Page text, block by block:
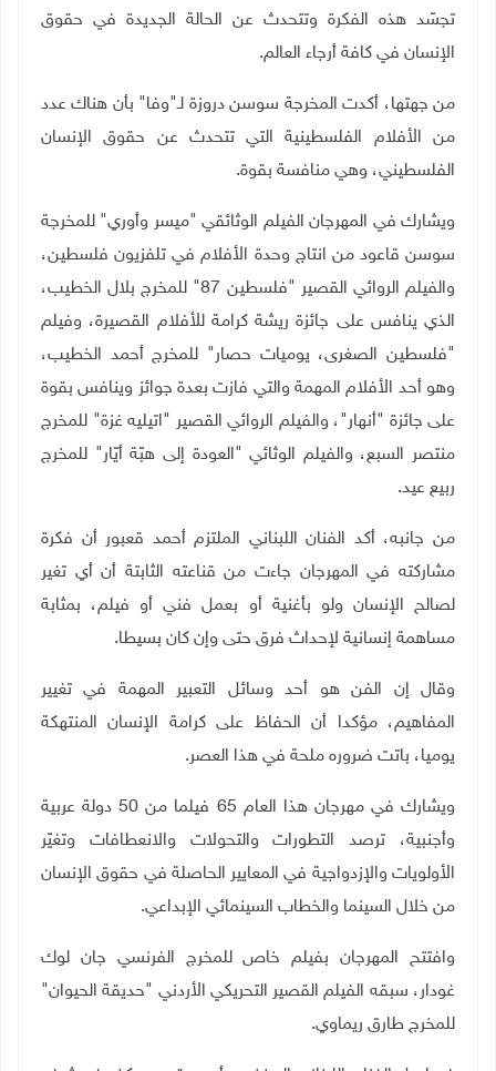
تجسّد هذه الفكرة وتتحدث عن الحالة الجديدة في حقوق
الإنسان في كافة أرجاء العالم.
من جهتها، أكدت المخرجة سوسن دروزة لـ"وفا" بأن هناك عدد
من الأفلام الفلسطينية التي تتحدث عن حقوق الإنسان
الفلسطيني، وهي منافسة بقوة.
ويشارك في المهرجان الفيلم الوثائقي "ميسر وأوري" للمخرجة
سوسن قاعود من انتاج وحدة الأفلام في تلفزيون فلسطين،
والفيلم الروائي القصير "فلسطين 87" للمخرج بلال الخطيب،
الذي ينافس على جائزة ريشة كرامة للأفلام القصيرة، وفيلم
"فلسطين الصغرى، يوميات حصار" للمخرج أحمد الخطيب،
وهو أحد الأفلام المهمة والتي فازت بعدة جوائز وينافس بقوة
على جائزة "أنهار"، والفيلم الروائي القصير "اتيليه غزة" للمخرج
منتصر السبع، والفيلم الوثائي "العودة إلى هبّة أيّار" للمخرج
ربيع عيد.
من جانبه، أكد الفنان اللبناني الملتزم أحمد قعبور أن فكرة
مشاركته في المهرجان جاءت من قناعته الثابتة أن أي تغير
لصالح الإنسان ولو بأغنية أو بعمل فني أو فيلم، بمثابة
مساهمة إنسانية لإحداث فرق حتى وإن كان بسيطا.
وقال إن الفن هو أحد وسائل التعبير المهمة في تغيير
المفاهيم، مؤكدا أن الحفاظ على كرامة الإنسان المنتهكة
يوميا، باتت ضروره ملحة في هذا العصر.
ويشارك في مهرجان هذا العام 65 فيلما من 50 دولة عربية
وأجنبية، ترصد التطورات والتحولات والانعطافات وتغيّر
الأولويات والإزدواجية في المعايير الحاصلة في حقوق الإنسان
من خلال السينما والخطاب السينمائي الإبداعي.
وافتتح المهرجان بفيلم خاص للمخرج الفرنسي جان لوك
غودار، سبقه الفيلم القصير التحريكي الأردني "حديقة الحيوان"
للمخرج طارق ريماوي.